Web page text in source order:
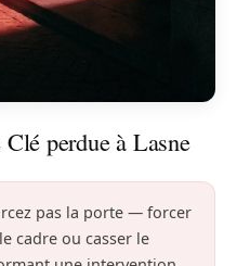
perdue à Lasne
pas la porte — forcer
cadre ou casser le